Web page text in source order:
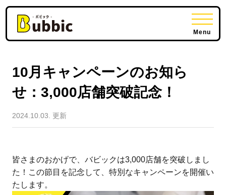
Menu
10月キャンペーンのお知ら
せ：3,000店舗突破記念！
2024.10.03. 更新
皆さまのおかげで、バビックは3,000店舗を突破しまし
た！この節目を記念して、特別なキャンペーンを開催い
たします。